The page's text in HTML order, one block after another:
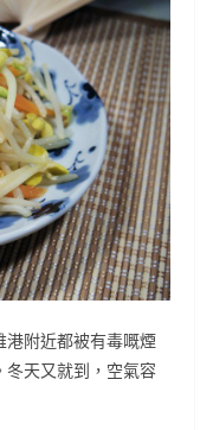
港附近都被有毒嘅煙
冬天又就到，空氣容